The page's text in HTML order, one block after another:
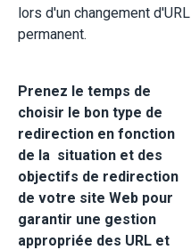
lors d'un changement d'URL
permanent.
Prenez le temps de
choisir le bon type de
redirection en fonction
de la situation et des
objectifs de redirection
de votre site Web pour
garantir une gestion
appropriée des URL et